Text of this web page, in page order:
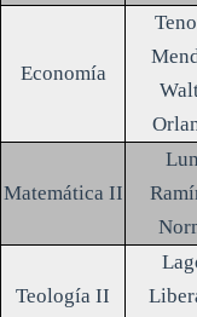
Economía
Matemática II
Teología II